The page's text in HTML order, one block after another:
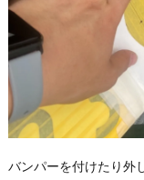
バンパーを付けたり外